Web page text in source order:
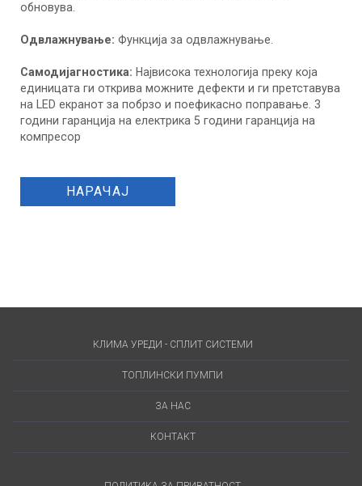
обновува.
Одвлажнување: Функција за одвлажнување.
Самодијагностика: Највисока технологија преку која
единицата ги открива можните дефекти и ги претставува
на LED екранот за побрзо и поефикасно поправање. 3
години гаранција на електрика 5 години гаранција на
компресор
НАРАЧАЈ
КЛИМА УРЕДИ - СПЛИТ СИСТЕМИ
ТОПЛИНСКИ ПУМПИ
ЗА НАС
КОНТАКТ